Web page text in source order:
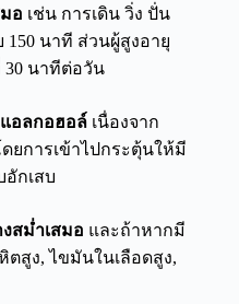
อ เช่น การเดิน วิ่ง ปั่น
นาที ส่วนผู้สูงอายุ
30 นาทีต่อวัน
แอลกอฮอล์เนื่องจาก
ยการเข้าไปกระตุ้นให้มี
กเสบ
สม่ำเสมอ และถ้าหากมี
สูง, ไขมันในเลือดสูง,